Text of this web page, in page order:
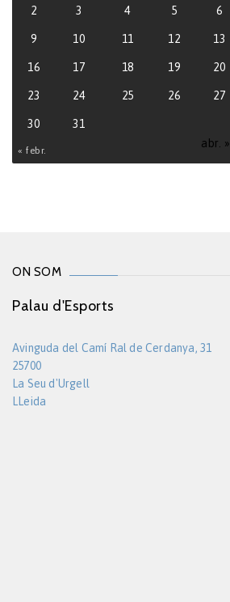
« febr.
abr. »
2 3 4 5 6
9 10 11 12 13
16 17 18 19 20
23 24 25 26 27
30 31
ON SOM
Palau d'Esports
Avinguda del Camí Ral de Cerdanya, 31
25700
La Seu d'Urgell
LLeida